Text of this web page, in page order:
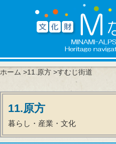
ホーム >11.原方 >すむじ街道
11.原方
暮らし・産業・文化